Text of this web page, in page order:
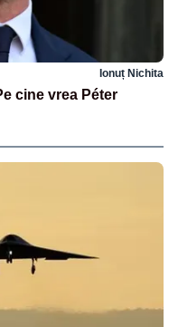
Ionuț Nichita
cine vrea Péter